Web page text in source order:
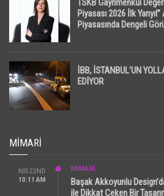
TSKB Gayrimenkul
Piyasası 2026 İlk
Piyasasında Dengeli
İBB, İSTANBUL’UN
EDİYOR
MIMARI
NIS 22ND
10:11 AM
MİMARİ
Başak Akkoyunlu
ile Dikkat Çeken Bir